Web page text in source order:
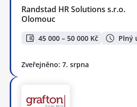
Randstad HR Solutions s.r.o.
Olomouc
45 000 – 50 000 Kč Plný
Zveřejněno: 7. srpna